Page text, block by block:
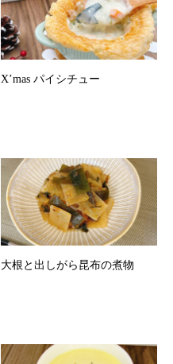
X’mas パイシチュー
大根と出しがら昆布の煮物